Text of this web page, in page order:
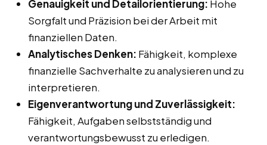
Genauigkeit und Detailorientierung: Hohe
Sorgfalt und Präzision bei der Arbeit mit
finanziellen Daten.
Analytisches Denken: Fähigkeit, komplexe
finanzielle Sachverhalte zu analysieren und zu
interpretieren.
Eigenverantwortung und Zuverlässigkeit:
Fähigkeit, Aufgaben selbstständig und
verantwortungsbewusst zu erledigen.